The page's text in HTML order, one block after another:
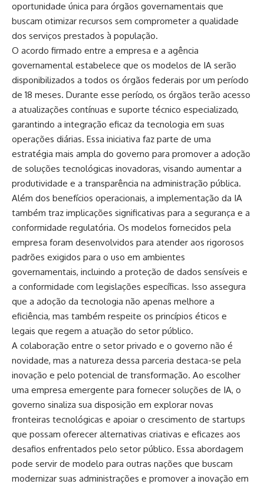
oportunidade única para órgãos governamentais que
buscam otimizar recursos sem comprometer a qualidade
dos serviços prestados à população.
O acordo firmado entre a empresa e a agência
governamental estabelece que os modelos de IA serão
disponibilizados a todos os órgãos federais por um período
de 18 meses. Durante esse período, os órgãos terão acesso
a atualizações contínuas e suporte técnico especializado,
garantindo a integração eficaz da tecnologia em suas
operações diárias. Essa iniciativa faz parte de uma
estratégia mais ampla do governo para promover a adoção
de soluções tecnológicas inovadoras, visando aumentar a
produtividade e a transparência na administração pública.
Além dos benefícios operacionais, a implementação da IA
também traz implicações significativas para a segurança e a
conformidade regulatória. Os modelos fornecidos pela
empresa foram desenvolvidos para atender aos rigorosos
padrões exigidos para o uso em ambientes
governamentais, incluindo a proteção de dados sensíveis e
a conformidade com legislações específicas. Isso assegura
que a adoção da tecnologia não apenas melhore a
eficiência, mas também respeite os princípios éticos e
legais que regem a atuação do setor público.
A colaboração entre o setor privado e o governo não é
novidade, mas a natureza dessa parceria destaca-se pela
inovação e pelo potencial de transformação. Ao escolher
uma empresa emergente para fornecer soluções de IA, o
governo sinaliza sua disposição em explorar novas
fronteiras tecnológicas e apoiar o crescimento de startups
que possam oferecer alternativas criativas e eficazes aos
desafios enfrentados pelo setor público. Essa abordagem
pode servir de modelo para outras nações que buscam
modernizar suas administrações e promover a inovação em